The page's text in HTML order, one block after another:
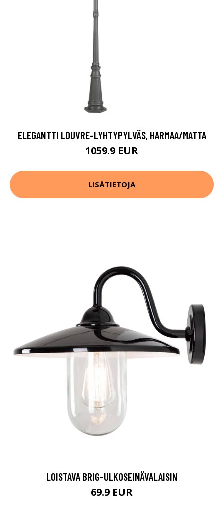
ELEGANTTI LOUVRE-LYHTYPYLVÄS, HARMAA/MATTA
1059.9 EUR
LISÄTIETOJA
LOISTAVA BRIG-ULKOSEINÄVALAISIN
69.9 EUR